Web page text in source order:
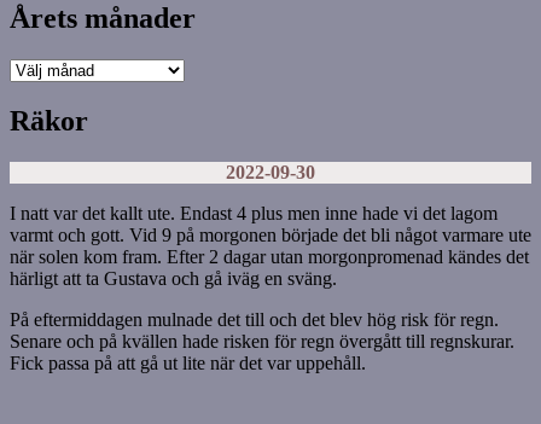
Årets månader
Årets
Räkor
2022-09-30
I natt var det kallt ute. Endast 4 plus men inne hade vi det lagom
varmt och gott. Vid 9 på morgonen började det bli något varmare ute
när solen kom fram. Efter 2 dagar utan morgonpromenad kändes det
härligt att ta Gustava och gå iväg en sväng.
På eftermiddagen mulnade det till och det blev hög risk för regn.
Senare och på kvällen hade risken för regn övergått till regnskurar.
Fick passa på att gå ut lite när det var uppehåll.